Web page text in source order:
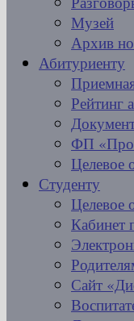
Музей
Архив
Абитуриенту
Рейтинг
ФП
Целевое
Студенту
Целевое
Кабинет
Сайт